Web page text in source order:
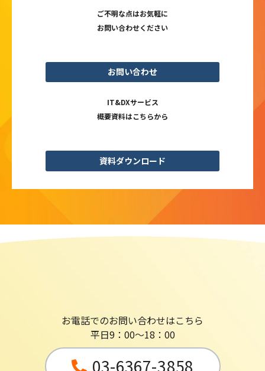
ご不明な点はお気軽に
お問い合わせください
お問い合わせ
IT&DXサービス
概要資料はこちらから
資料ダウンロード
お電話でのお問い合わせはこちら
平日9：00～18：00
03-6367-3858